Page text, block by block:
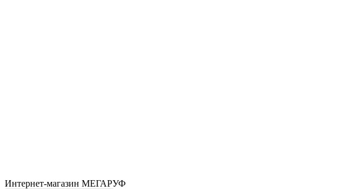
Интернет-магазин МЕГАРУФ